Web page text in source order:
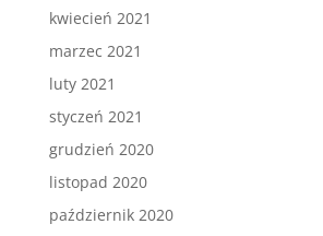
kwiecień 2021
marzec 2021
luty 2021
styczeń 2021
grudzień 2020
listopad 2020
październik 2020